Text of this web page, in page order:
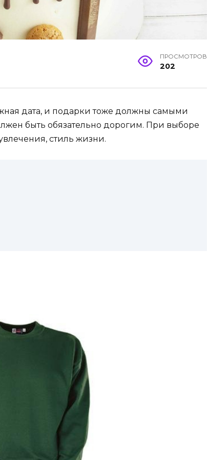
ПРОСМОТРОВ
202
дата, и подарки тоже должны самыми
быть обязательно дорогим. При выборе
стиль жизни.